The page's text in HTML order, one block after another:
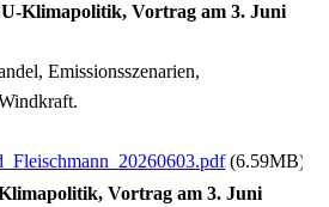
Klimapolitik, Vortrag am 3. Juni
Emissionsszenarien,
(6.59MB)
Vortrag am 3. Juni